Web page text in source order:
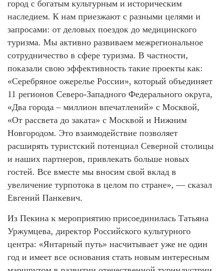
город с богатым культурным и историческим
наследием. К нам приезжают с разными целями и
запросами: от деловых поездок до медицинского
туризма. Мы активно развиваем межрегиональное
сотрудничество в сфере туризма. В частности,
показали свою эффективность такие проекты как:
«Серебряное ожерелье России», который объединяет
11 регионов Северо-Западного Федерального округа,
«Два города – миллион впечатлений» с Москвой,
«От рассвета до заката» с Москвой и Нижним
Новгородом. Это взаимодействие позволяет
расширять туристский потенциал Северной столицы
и наших партнеров, привлекать больше новых
гостей. Все вместе мы вносим свой вклад в
увеличение турпотока в целом по стране», — сказал
Евгений Панкевич.
Из Пекина к мероприятию присоединилась Татьяна
Уржумцева, директор Российского культурного
центра: «Янтарный путь» насчитывает уже не один
год и имеет все основания стать новым интересным